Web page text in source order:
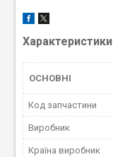
Характеристики
ОСНОВНІ
Код запчастини
Виробник
Країна виробник